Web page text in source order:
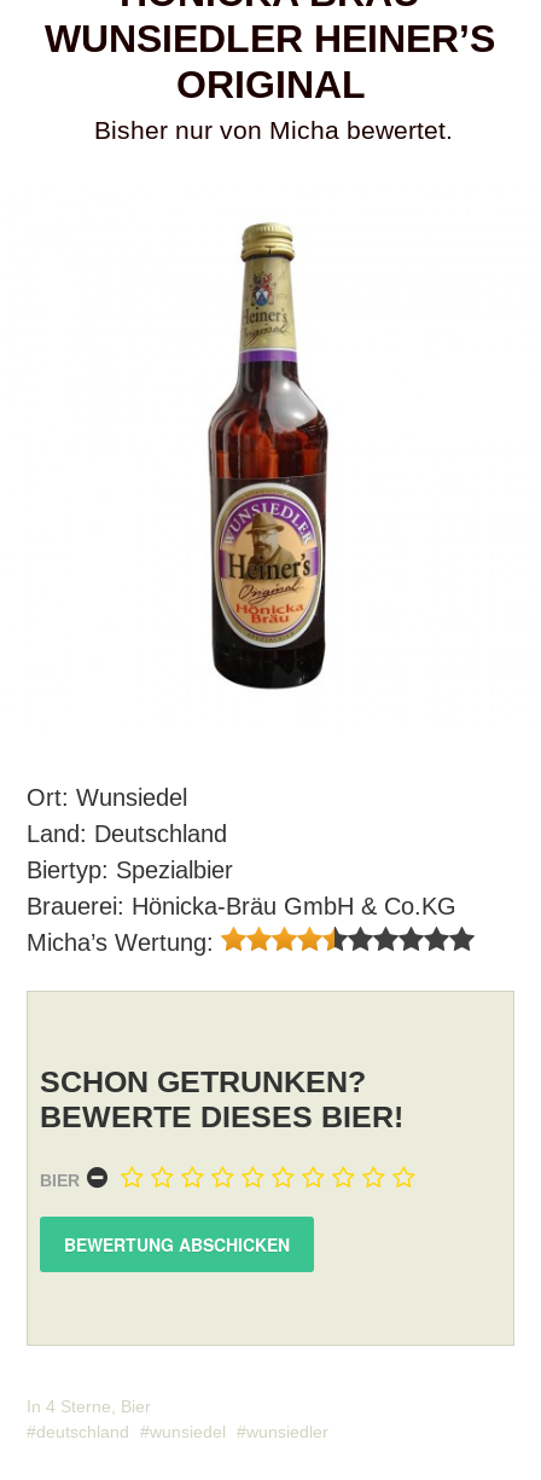
WUNSIEDLER HEINER’S
ORIGINAL
Bisher nur von Micha bewertet.
Ort: Wunsiedel
Land: Deutschland
Biertyp: Spezialbier
Brauerei: Hönicka-Bräu GmbH & Co.KG
Micha’s Wertung:
SCHON GETRUNKEN?
BEWERTE DIESES BIER!
BIER
In4 Sterne
Bier
deutschland
wunsiedel wunsiedler